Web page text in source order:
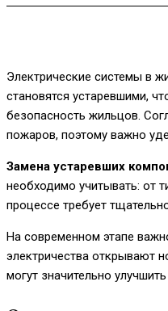
Электрические системы в
становятся устаревшими,
безопасность жильцов.
пожаров, поэтому важно
Замена устаревших
необходимо учитывать: от
процессе требует
На современном этапе
электричества открывают
могут значительно